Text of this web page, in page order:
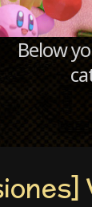
Below